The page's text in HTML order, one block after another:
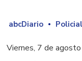
abcDiario
Viernes, 7 de